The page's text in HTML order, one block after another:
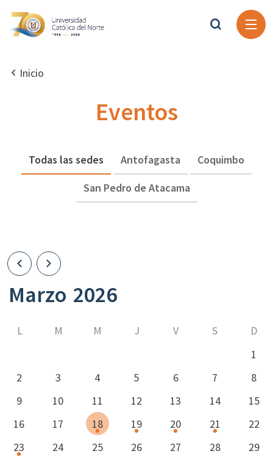
Inicio
Eventos
Todas las sedes Antofagasta
Coquimbo
San Pedro de Atacama
Marzo 2026
L M M J V S
D
1
2
3 4 5 6 7
8
9
10 11 12 13 14
15
16
17 18 19 20 21
22
23
24 25 26 27 28
29